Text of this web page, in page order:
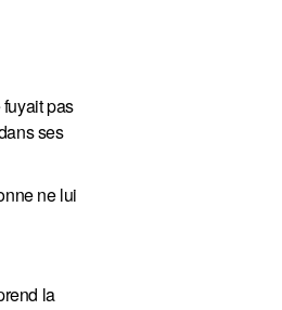
pas
ses
ne lui
la